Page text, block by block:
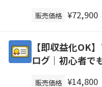
販売価格 ¥72,900
【即収益化OK
ログ｜初心者で
販売価格 ¥14,800